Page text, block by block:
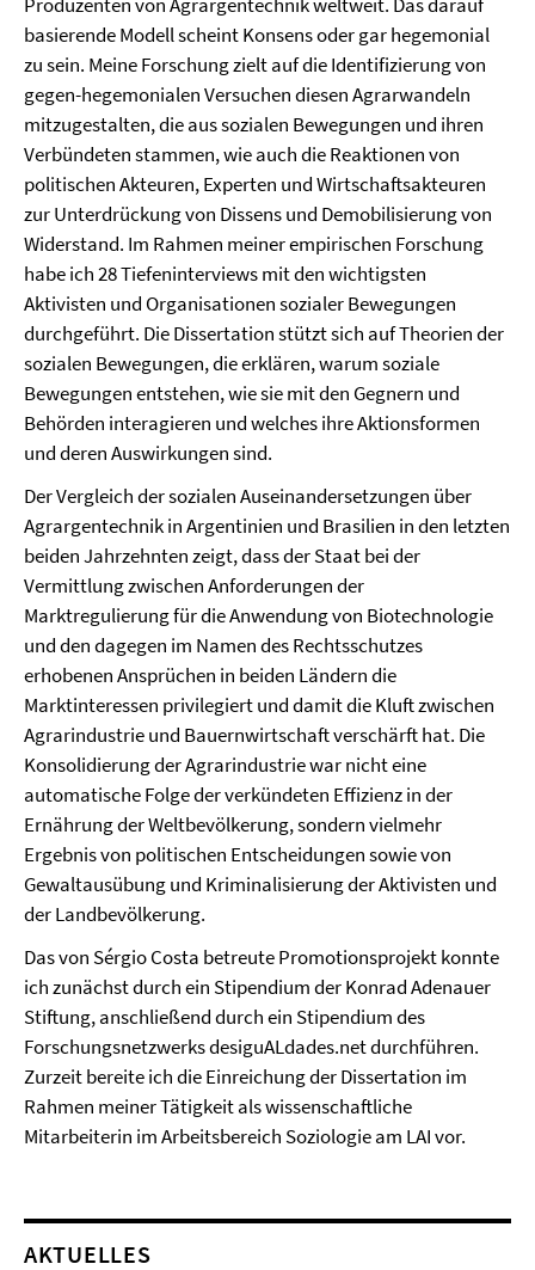
basierende Modell scheint Konsens oder gar hegemonial
zu sein. Meine Forschung zielt auf die Identifizierung von
gegen-hegemonialen Versuchen diesen Agrarwandeln
mitzugestalten, die aus sozialen Bewegungen und ihren
Verbündeten stammen, wie auch die Reaktionen von
politischen Akteuren, Experten und Wirtschaftsakteuren
zur Unterdrückung von Dissens und Demobilisierung von
Widerstand. Im Rahmen meiner empirischen Forschung
habe ich 28 Tiefeninterviews mit den wichtigsten
Aktivisten und Organisationen sozialer Bewegungen
durchgeführt. Die Dissertation stützt sich auf Theorien der
sozialen Bewegungen, die erklären, warum soziale
Bewegungen entstehen, wie sie mit den Gegnern und
Behörden interagieren und welches ihre Aktionsformen
und deren Auswirkungen sind.
Der Vergleich der sozialen Auseinandersetzungen über
Agrargentechnik in Argentinien und Brasilien in den letzten
beiden Jahrzehnten zeigt, dass der Staat bei der
Vermittlung zwischen Anforderungen der
Marktregulierung für die Anwendung von Biotechnologie
und den dagegen im Namen des Rechtsschutzes
erhobenen Ansprüchen in beiden Ländern die
Marktinteressen privilegiert und damit die Kluft zwischen
Agrarindustrie und Bauernwirtschaft verschärft hat. Die
Konsolidierung der Agrarindustrie war nicht eine
automatische Folge der verkündeten Effizienz in der
Ernährung der Weltbevölkerung, sondern vielmehr
Ergebnis von politischen Entscheidungen sowie von
Gewaltausübung und Kriminalisierung der Aktivisten und
der Landbevölkerung.
Das von Sérgio Costa betreute Promotionsprojekt konnte
ich zunächst durch ein Stipendium der Konrad Adenauer
Stiftung, anschließend durch ein Stipendium des
Forschungsnetzwerks desiguALdades.net durchführen.
Zurzeit bereite ich die Einreichung der Dissertation im
Rahmen meiner Tätigkeit als wissenschaftliche
Mitarbeiterin im Arbeitsbereich Soziologie am LAI vor.
AKTUELLES